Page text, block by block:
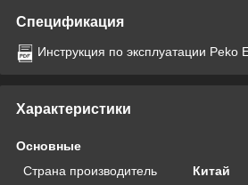
Спецификация
Инструкция по эксплуатации Peko
Характеристики
Основные
Страна производитель
Китай